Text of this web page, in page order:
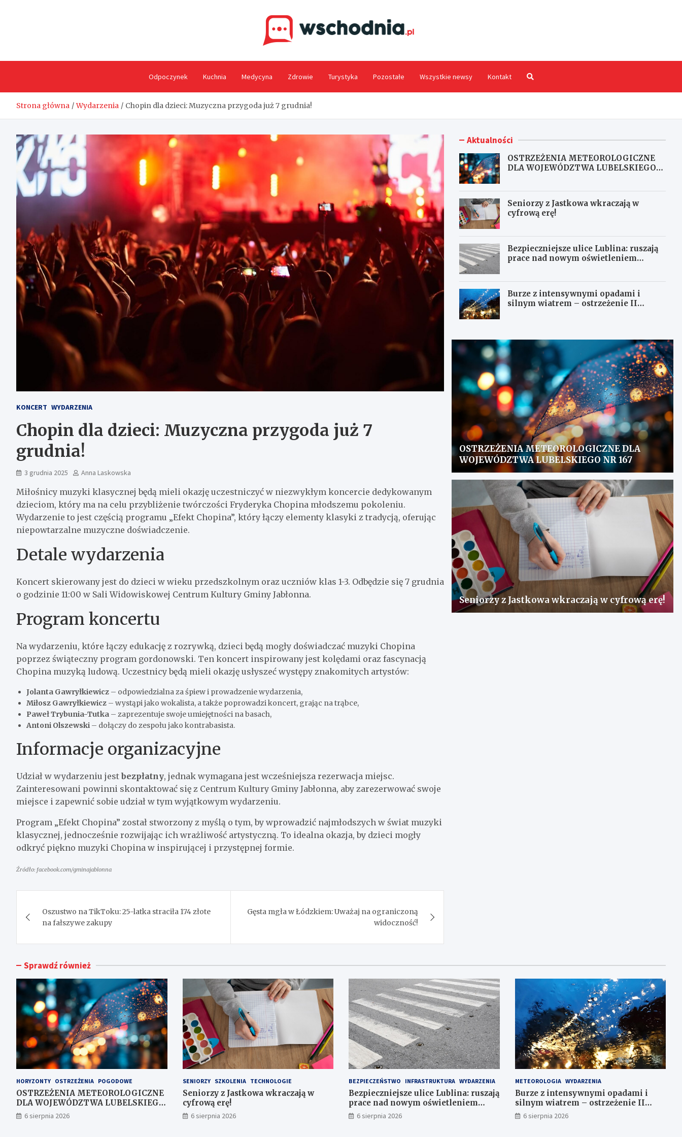
Odpoczynek Kuchnia Medycyna Zdrowie Turystyka Pozostałe Wszystkie newsy Kontakt
Strona główna Wydarzenia Chopin dla dzieci: Muzyczna przygoda już 7 grudnia!
KONCERT WYDARZENIA
Chopin dla dzieci: Muzyczna przygoda już 7
grudnia!
3 grudnia 2025 Anna Laskowska
Miłośnicy muzyki klasycznej będą mieli okazję uczestniczyć w niezwykłym koncercie dedykowanym
dzieciom, który ma na celu przybliżenie twórczości Fryderyka Chopina młodszemu pokoleniu.
Wydarzenie to jest częścią programu „Efekt Chopina”, który łączy elementy klasyki z tradycją, oferując
niepowtarzalne muzyczne doświadczenie.
Detale wydarzenia
Koncert skierowany jest do dzieci w wieku przedszkolnym oraz uczniów klas 1-3. Odbędzie się 7 grudnia
o godzinie 11:00 w Sali Widowiskowej Centrum Kultury Gminy Jabłonna.
Program koncertu
Na wydarzeniu, które łączy edukację z rozrywką, dzieci będą mogły doświadczać muzyki Chopina
poprzez świąteczny program gordonowski. Ten koncert inspirowany jest kolędami oraz fascynacją
Chopina muzyką ludową. Uczestnicy będą mieli okazję usłyszeć występy znakomitych artystów:
Jolanta Gawryłkiewicz – odpowiedzialna za śpiew i prowadzenie wydarzenia,
Miłosz Gawryłkiewicz – wystąpi jako wokalista, a także poprowadzi koncert, grając na trąbce,
Paweł Trybunia-Tutka – zaprezentuje swoje umiejętności na basach,
Antoni Olszewski – dołączy do zespołu jako kontrabasista.
Informacje organizacyjne
Udział w wydarzeniu jest bezpłatny, jednak wymagana jest wcześniejsza rezerwacja miejsc.
Zainteresowani powinni skontaktować się z Centrum Kultury Gminy Jabłonna, aby zarezerwować swoje
miejsce i zapewnić sobie udział w tym wyjątkowym wydarzeniu.
Program „Efekt Chopina” został stworzony z myślą o tym, by wprowadzić najmłodszych w świat muzyki
klasycznej, jednocześnie rozwijając ich wrażliwość artystyczną. To idealna okazja, by dzieci mogły
odkryć piękno muzyki Chopina w inspirującej i przystępnej formie.
Źródło: facebook.com/gminajablonna
wpisu
Oszustwo na TikToku: 25-latka straciła 174 złote
na fałszywe zakupy
Gęsta mgła w Łódzkiem: Uważaj na ograniczoną
widoczność!
Aktualności
OSTRZEŻENIA METEOROLOGICZNE
DLA WOJEWÓDZTWA LUBELSKIEGO
Seniorzy z Jastkowa wkraczają w
cyfrową erę!
Bezpieczniejsze ulice Lublina: ruszają
prace nad nowym oświetleniem
Burze z intensywnymi opadami i
silnym wiatrem – ostrzeżenie II
OSTRZEŻENIA METEOROLOGICZNE DLA
WOJEWÓDZTWA LUBELSKIEGO NR 167
Seniorzy z Jastkowa wkraczają w cyfrową erę!
Sprawdź również
HORYZONTY OSTRZEŻENIA POGODOWE
OSTRZEŻENIA METEOROLOGICZNE
DLA WOJEWÓDZTWA LUBELSKIEGO
NR 167
6 sierpnia 2026
SENIORZY SZKOLENIA TECHNOLOGIE
Seniorzy z Jastkowa wkraczają w
cyfrową erę!
6 sierpnia 2026
BEZPIECZEŃSTWO INFRASTRUKTURA WYDARZENIA
Bezpieczniejsze ulice Lublina: ruszają
prace nad nowym oświetleniem
przejść dla pieszych!
6 sierpnia 2026
METEOROLOGIA WYDARZENIA
Burze z intensywnymi opadami i
silnym wiatrem – ostrzeżenie II
stopnia!
6 sierpnia 2026